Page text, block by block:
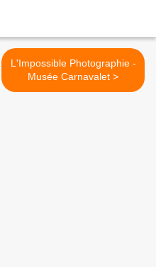
L'Impossible Photographie -
Musée Carnavalet >